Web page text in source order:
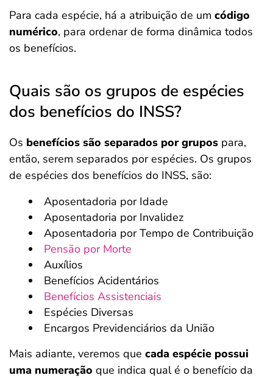
Para cada espécie, há a atribuição de um código
numérico, para ordenar de forma dinâmica todos
os benefícios.
Quais são os grupos de espécies
dos benefícios do INSS?
Os benefícios são separados por grupos para,
então, serem separados por espécies. Os grupos
de espécies dos benefícios do INSS, são:
Aposentadoria por Idade
Aposentadoria por Invalidez
Aposentadoria por Tempo de Contribuição
Pensão por Morte
Auxílios
Benefícios Acidentários
Benefícios Assistenciais
Espécies Diversas
Encargos Previdenciários da União
Mais adiante, veremos que cada espécie possui
uma numeração que indica qual é o benefício da